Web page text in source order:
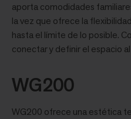
aporta comodidades
la vez que ofrece la
hasta el límite de lo posible.
conectar y definir el espacio
WG200
WG200 ofrece una estética